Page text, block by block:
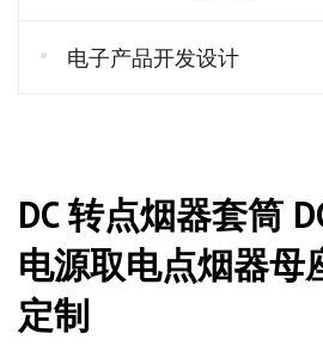
电子产品开发设计
DC 转点烟器套筒
电源取电点烟器母
定制